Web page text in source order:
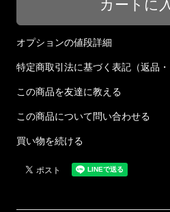
オプションの値段詳細
特定商取引法に基づく表記（返品・
この商品を友達に教える
この商品について問い合わせる
買い物を続ける